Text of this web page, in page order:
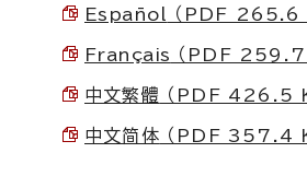
Español （PDF 265.6
Français （PDF 259.7
中文繁體 （PDF 426.5
中文简体 （PDF 357.4